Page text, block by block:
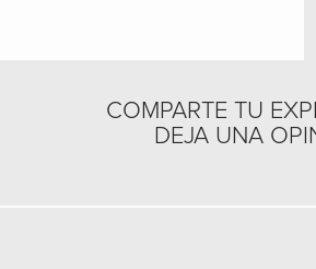
COMPARTE TU
DEJA UNA